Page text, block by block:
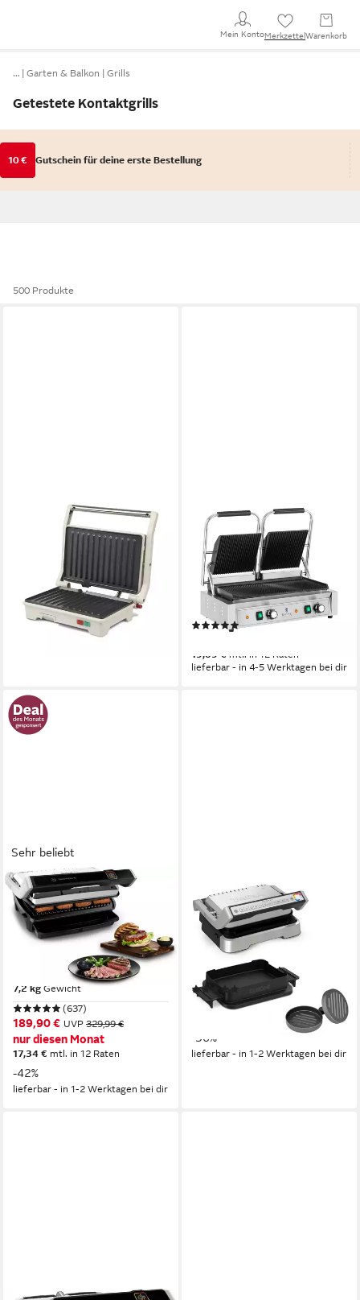
Mein KontoMerkzettel Warenkorb
… Garten & Balkon Grills
Getestete Kontaktgrills
10 € Gutschein für deine erste Bestellung
500 Produkte
Kontaktgrill TS15
Leistung
Grillplatten
26.7 x 9.3 x 23.7 cm
34,99 €
lieferbar - in 2-3 Werktagen bei dir
Kontaktgrill Doppel Tischgrill
geriffelt Gastro 48x23cm
Profi Elektro Grill Toaster
3600 W Leistung
36 x 21 x 57 cm B/H/T
24.14 kg Gewicht
(1)
19,09 € mtl. in 12 Raten
lieferbar - in 4-5 Werktagen bei dir
Sehr beliebt
TEFAL
Kontaktgrill OptiGrill Elite XL,
spülmaschinengeeignete
Platten
Leistung
37,5 x 22,9 x 48,1 cm B/H/T
7,2 kg Gewicht
(637)
189,90 € UVP 329,99 €
nur diesen Monat
17,34 € mtl. in 12 Raten
-42%
lieferbar - in 1-2 Werktagen bei dir
Kontaktgrill GC774HP
OptiGrill 4in1
2100 W Leistung
Grillplatten
29 x 41,2 x 46,6 cm B/H/T
(60)
209,99 € UVP329,99 €
mtl. in 12 Raten
-36%
lieferbar - in 1-2 Werktagen bei dir